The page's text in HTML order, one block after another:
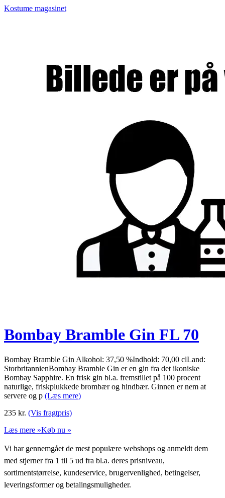
Kostume magasinet
Bombay Bramble Gin FL 70
Bombay Bramble Gin Alkohol: 37,50 %Indhold: 70,00 clLand:
StorbritannienBombay Bramble Gin er en gin fra det ikoniske
Bombay Sapphire. En frisk gin bl.a. fremstillet på 100 procent
naturlige, friskplukkede brombær og hindbær. Ginnen er nem at
servere og p (Læs mere)
235 kr. (Vis fragtpris)
Læs mere »Køb nu »
Vi har gennemgået de mest populære webshops og anmeldt dem
med stjerner fra 1 til 5 ud fra bl.a. deres prisniveau,
sortimentstørrelse, kundeservice, brugervenlighed, betingelser,
leveringsformer og betalingsmuligheder.